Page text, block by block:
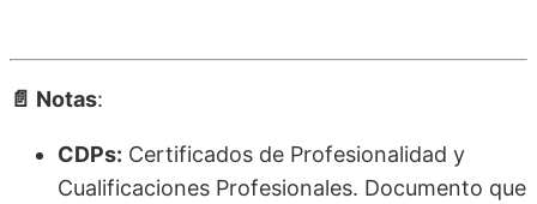
📄 Notas:
CDPs: Certificados de Profesionalidad y
Cualificaciones Profesionales. Documento que